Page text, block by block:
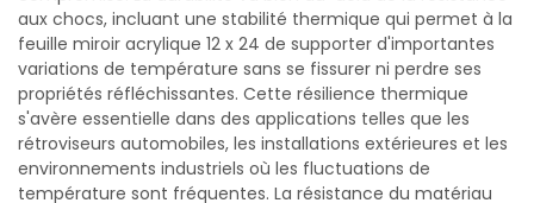
aux chocs, incluant une stabilité thermique qui permet à la
feuille miroir acrylique 12 x 24 de supporter d'importantes
variations de température sans se fissurer ni perdre ses
propriétés réfléchissantes. Cette résilience thermique
s'avère essentielle dans des applications telles que les
rétroviseurs automobiles, les installations extérieures et les
environnements industriels où les fluctuations de
température sont fréquentes. La résistance du matériau